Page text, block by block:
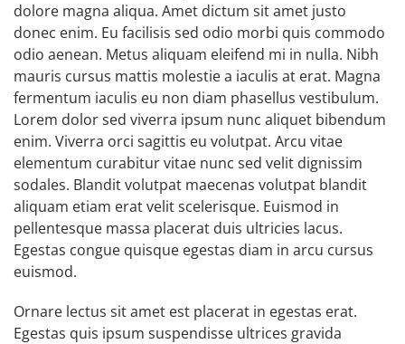
dolore magna aliqua. Amet dictum sit amet justo
donec enim. Eu facilisis sed odio morbi quis commodo
odio aenean. Metus aliquam eleifend mi in nulla. Nibh
mauris cursus mattis molestie a iaculis at erat. Magna
fermentum iaculis eu non diam phasellus vestibulum.
Lorem dolor sed viverra ipsum nunc aliquet bibendum
enim. Viverra orci sagittis eu volutpat. Arcu vitae
elementum curabitur vitae nunc sed velit dignissim
sodales. Blandit volutpat maecenas volutpat blandit
aliquam etiam erat velit scelerisque. Euismod in
pellentesque massa placerat duis ultricies lacus.
Egestas congue quisque egestas diam in arcu cursus
euismod.
Ornare lectus sit amet est placerat in egestas erat.
Egestas quis ipsum suspendisse ultrices gravida